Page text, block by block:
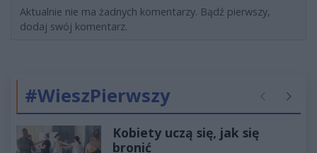
Aktualnie nie ma żadnych komentarzy. Bądź pierwszy,
dodaj swój komentarz.
#WieszPierwszy Poprzednie
Kobiety uczą się, jak się
bronić